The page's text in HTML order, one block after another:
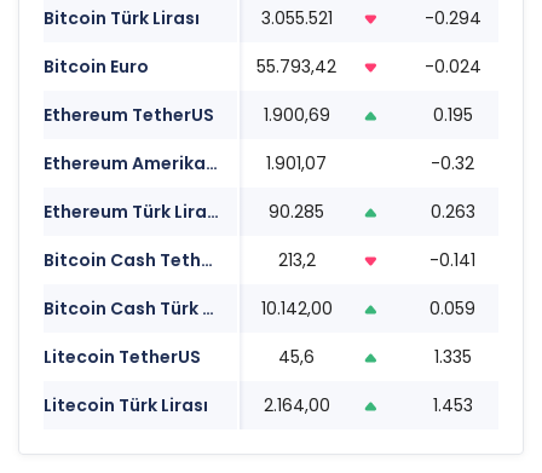
Bitcoin Türk Lirası
3.055.521 -0.294
Bitcoin Euro
55.793,42 -0.024
Ethereum TetherUS
1.900,69 0.195
Ethereum Amerikan Doları
1.901,07 -0.32
Ethereum Türk Lirası
90.285 0.263
Bitcoin Cash TetherUS
213,2 -0.141
Bitcoin Cash Türk Lirası
10.142,00 0.059
Litecoin TetherUS
45,6 1.335
Litecoin Türk Lirası
2.164,00 1.453